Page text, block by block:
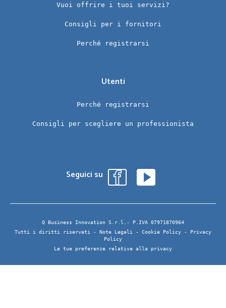
Vuoi offrire i tuoi servizi?
Consigli per i fornitori
Perché registrarsi
Utenti
Perché registrarsi
Consigli per scegliere un professionista
Seguici su
Q Business Innovation S.r.l.- P.IVA 07971870964
Tutti i diritti riservati - Note Legali - Cookie Policy -
Privacy
Policy
Le tue preferenze relative alla privacy